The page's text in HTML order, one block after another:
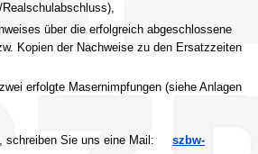
über die erfolgreich abgeschlossene
Kopien der Nachweise zu den Ersatzzeiten
erfolgte Masernimpfungen (siehe Anlagen
schreiben Sie uns eine Mail: szbw-